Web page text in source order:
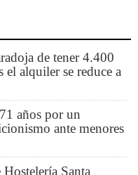
de tener 4.400
el alquiler se reduce a
años por un
ante menores
Santa